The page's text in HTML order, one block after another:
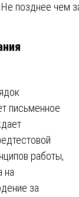
Не позднее чем
письменное
работы,
на
за